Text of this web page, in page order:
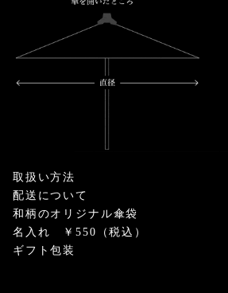
取扱い方法
配送について
和柄のオリジナル傘袋
名入れ ￥550（税込）
ギフト包装